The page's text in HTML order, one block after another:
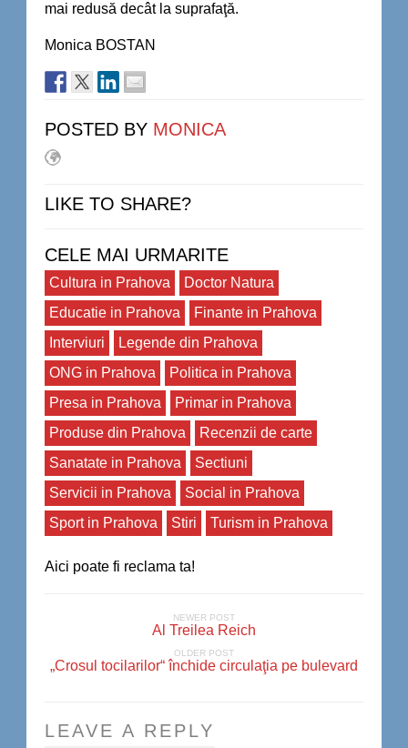
mai redusă decât la suprafaţă.
Monica BOSTAN
POSTED BY MONICA
LIKE TO SHARE?
CELE MAI URMARITE
Cultura in Prahova
Doctor Natura
Educatie in Prahova
Finante in Prahova
Interviuri
Legende din Prahova
ONG in Prahova
Politica in Prahova
Presa in Prahova
Primar in Prahova
Produse din Prahova
Recenzii de carte
Sanatate in Prahova
Sectiuni
Servicii in Prahova
Social in Prahova
Sport in Prahova
Stiri Turism in Prahova
Aici poate fi reclama ta!
NEWER POST
Al Treilea Reich
OLDER POST
„Crosul tocilarilor“ închide circulaţia pe bulevard
LEAVE A REPLY